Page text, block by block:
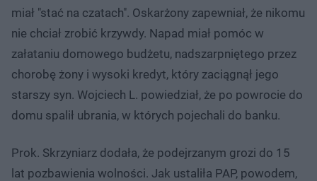
miał "stać na czatach". Oskarżony zapewniał, że nikomu
nie chciał zrobić krzywdy. Napad miał pomóc w
załataniu domowego budżetu, nadszarpniętego przez
chorobę żony i wysoki kredyt, który zaciągnął jego
starszy syn. Wojciech L. powiedział, że po powrocie do
domu spalił ubrania, w których pojechali do banku.
Prok. Skrzyniarz dodała, że podejrzanym grozi do 15
lat pozbawienia wolności. Jak ustaliła PAP, powodem,